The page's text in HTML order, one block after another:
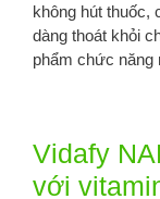
không hút thuốc,
dàng thoát khỏi
phẩm chức năng
Vidafy
với